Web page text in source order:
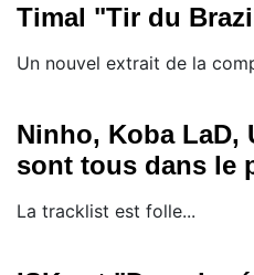
Timal "Tir du
Un nouvel extrait de la
Ninho, Koba LaD,
sont tous dans le
La tracklist est folle...